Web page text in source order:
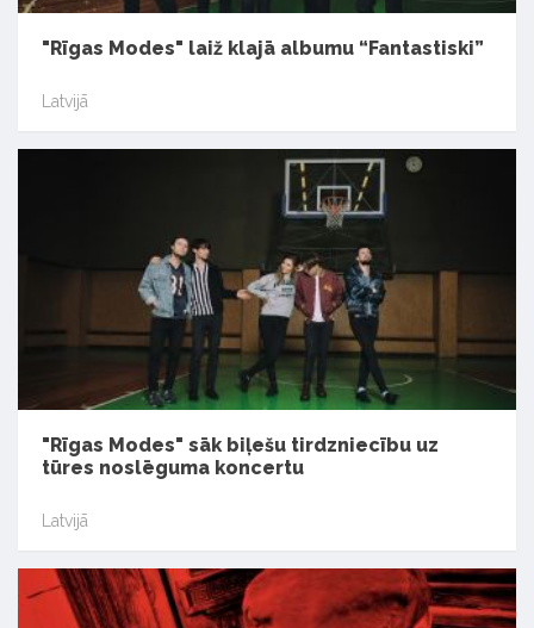
"Rīgas Modes" laiž klajā albumu “Fantastiski”
Latvijā
"Rīgas Modes" sāk biļešu tirdzniecību uz
tūres noslēguma koncertu
Latvijā